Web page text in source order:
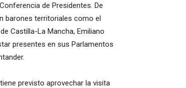
de Presidentes. De
barones territoriales como el
Castilla-La Mancha, Emiliano
presentes en sus Parlamentos
previsto aprovechar la visita